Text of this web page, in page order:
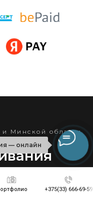
+375(33) 666-69-59
— онлайн
Минской области